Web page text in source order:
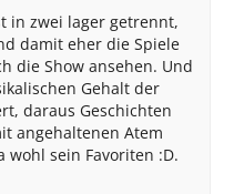
in zwei lager getrennt,
damit eher die Spiele
die Show ansehen. Und
Gehalt der
daraus Geschichten
angehaltenen Atem
wohl sein Favoriten :D.